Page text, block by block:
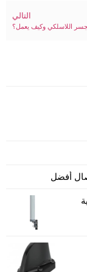
التالي
اللاسلكي وكيف يعمل؟